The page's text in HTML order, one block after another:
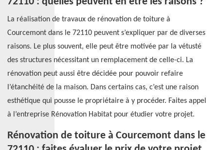
La réalisation de travaux de rénovation de toiture à
Courcemont dans le 72110 peuvent s’expliquer par de diverses
raisons. Le plus souvent, elle peut être motivée par la vétusté
des structures nécessitant un remplacement de celle-ci. La
rénovation peut aussi être décidée pour pouvoir refaire
l’étanchéité de la maison. Dans certains cas, c’est une raison
esthétique qui pousse le propriétaire à y procéder. Faites appel
à l’entreprise Rénovation Habitat pour étudier votre projet.
Rénovation de toiture à Courcemont dans le